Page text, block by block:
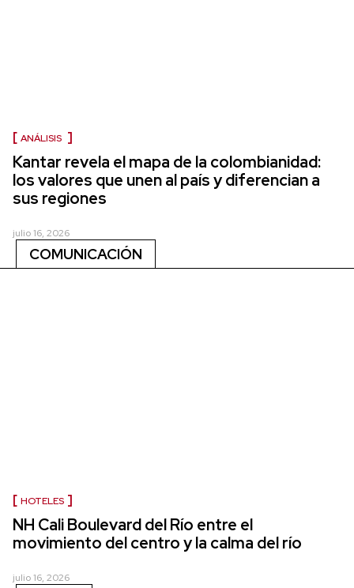
ANÁLISIS
Kantar revela el mapa de la colombianidad:
los valores que unen al país y diferencian a
sus regiones
julio 16, 2026
COMUNICACIÓN
HOTELES
NH Cali Boulevard del Río entre el
movimiento del centro y la calma del río
julio 16, 2026